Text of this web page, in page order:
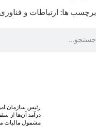
برچسب ها: ارتباطات و
رئیس سازمان
درآمد آن‌ها از
مشمول مالیات